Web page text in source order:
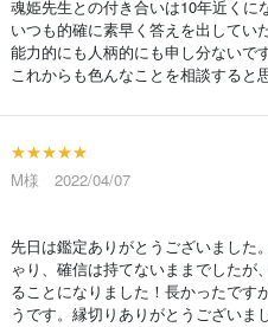
魂姫先生との付き合いは10年近くに
いつも的確に素早く答えを出していた
能力的にも人柄的にも申し分ないです
これからも色んなことを相談すると
★★★★★
M様 2022/04/07
先日は鑑定ありがとうございました
ゃり、確信は持てないままでしたが
ることになりました！長かったです
うです。縁切りありがとうございまし